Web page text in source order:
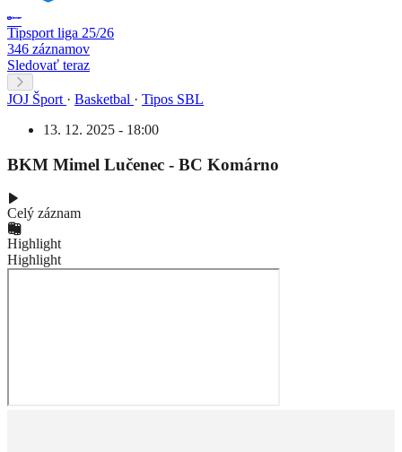
Tipsport liga 25/26
346 záznamov
Sledovať teraz
JOJ Šport · Basketbal · Tipos SBL
13. 12. 2025 - 18:00
BKM Mimel Lučenec - BC Komárno
Celý záznam
Highlight
Highlight